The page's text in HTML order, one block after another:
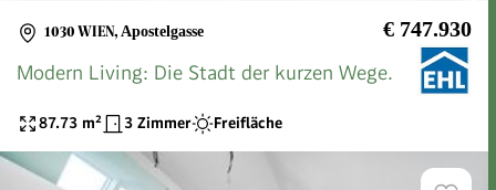
1030 WIEN, Apostelgasse € 747.930
Modern Living: Die Stadt der kurzen Wege.
87.73 m² 3 Zimmer Freifläche